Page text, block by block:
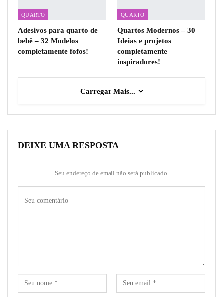
QUARTO
Adesivos para quarto de
bebê – 32 Modelos
completamente fofos!
QUARTO
Quartos Modernos – 30
Ideias e projetos
completamente
inspiradores!
Carregar Mais...
DEIXE UMA RESPOSTA
Seu endereço de email não será publicado.